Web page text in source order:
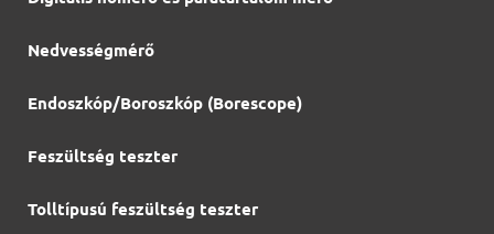
Nedvességmérő
Endoszkóp/Boroszkóp (Borescope)
Feszültség teszter
Tolltípusú feszültség teszter